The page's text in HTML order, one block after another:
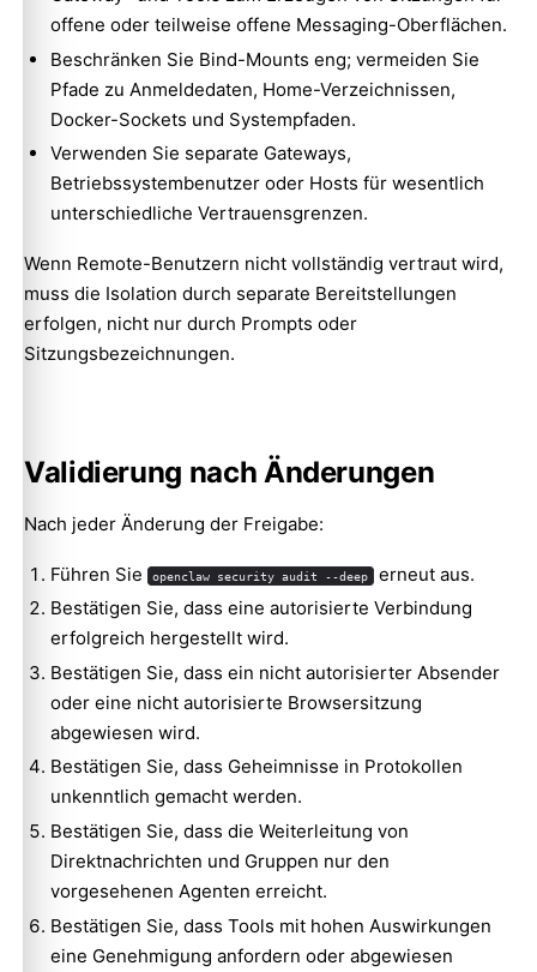
offene oder teilweise offene Messaging-Oberflächen.
Beschränken Sie Bind-Mounts eng; vermeiden Sie
Pfade zu Anmeldedaten, Home-Verzeichnissen,
Docker-Sockets und Systempfaden.
Verwenden Sie separate Gateways,
Betriebssystembenutzer oder Hosts für wesentlich
unterschiedliche Vertrauensgrenzen.
Wenn Remote-Benutzern nicht vollständig vertraut wird,
muss die Isolation durch separate Bereitstellungen
erfolgen, nicht nur durch Prompts oder
Sitzungsbezeichnungen.
Validierung nach Änderungen
Nach jeder Änderung der Freigabe:
Führen Sie openclaw security audit --deep
erneut aus.
Bestätigen Sie, dass eine autorisierte Verbindung
erfolgreich hergestellt wird.
Bestätigen Sie, dass ein nicht autorisierter Absender
oder eine nicht autorisierte Browsersitzung
abgewiesen wird.
Bestätigen Sie, dass Geheimnisse in Protokollen
unkenntlich gemacht werden.
Bestätigen Sie, dass die Weiterleitung von
Direktnachrichten und Gruppen nur den
vorgesehenen Agenten erreicht.
Bestätigen Sie, dass Tools mit hohen Auswirkungen
eine Genehmigung anfordern oder abgewiesen